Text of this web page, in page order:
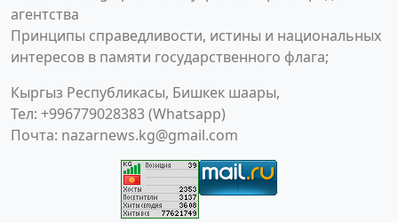
агентства
Принципы справедливости, истины и национальных
интересов в памяти государственного флага;
Кыргыз Республикасы, Бишкек шаары,
Тел: +996779028383 (Whatsapp)
Почта: nazarnews.kg@gmail.com